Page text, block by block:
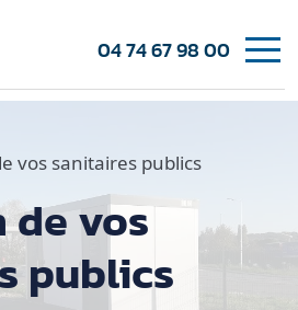
04 74 67 98 00
vos sanitaires publics
vos
publics